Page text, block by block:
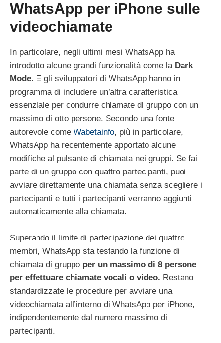
WhatsApp per iPhone sulle
videochiamate
In particolare, negli ultimi mesi WhatsApp ha
introdotto alcune grandi funzionalità come la Dark
Mode. E gli sviluppatori di WhatsApp hanno in
programma di includere un’altra caratteristica
essenziale per condurre chiamate di gruppo con un
massimo di otto persone. Secondo una fonte
autorevole come Wabetainfo, più in particolare,
WhatsApp ha recentemente apportato alcune
modifiche al pulsante di chiamata nei gruppi. Se fai
parte di un gruppo con quattro partecipanti, puoi
avviare direttamente una chiamata senza scegliere i
partecipanti e tutti i partecipanti verranno aggiunti
automaticamente alla chiamata.
Superando il limite di partecipazione dei quattro
membri, WhatsApp sta testando la funzione di
chiamata di gruppo per un massimo di 8 persone
per effettuare chiamate vocali o video. Restano
standardizzate le procedure per avviare una
videochiamata all’interno di WhatsApp per iPhone,
indipendentemente dal numero massimo di
partecipanti.